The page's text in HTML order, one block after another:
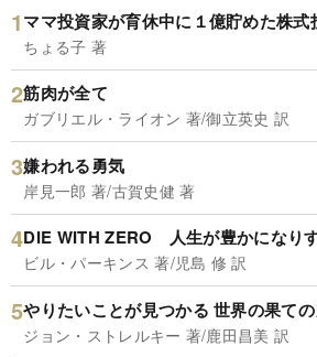
ママ投資家が育休中に１億貯めた株式
ちょる子 著
筋肉が全て
ガブリエル・ライオン 著/御立英史 訳
嫌われる勇気
岸見一郎 著/古賀史健 著
DIE WITH ZERO 人生が豊かになり
ビル・パーキンス 著/児島 修 訳
やりたいことが見つかる 世界の果て
ジョン・ストレルキー 著/鹿田昌美 訳